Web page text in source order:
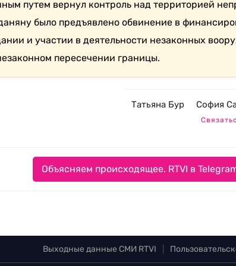
путем вернул контроль над территорией
было предъявлено обвинение в
и участии в деятельности незаконных
пересечении границы.
Татьяна Бур София
Объясняем происходящее. RTVI в
Выходные данные СМИ RTVI